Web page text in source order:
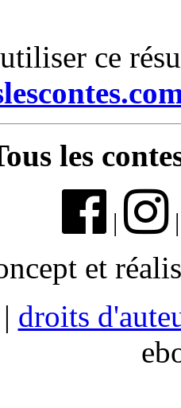
ce
les
|
et
| droits